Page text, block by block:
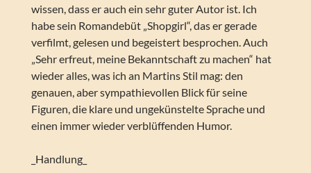
wissen, dass er auch ein sehr guter Autor ist. Ich
habe sein Romandebüt „Shopgirl“, das er gerade
verfilmt, gelesen und begeistert besprochen. Auch
„Sehr erfreut, meine Bekanntschaft zu machen“ hat
wieder alles, was ich an Martins Stil mag: den
genauen, aber sympathievollen Blick für seine
Figuren, die klare und ungekünstelte Sprache und
einen immer wieder verblüffenden Humor.
_Handlung_